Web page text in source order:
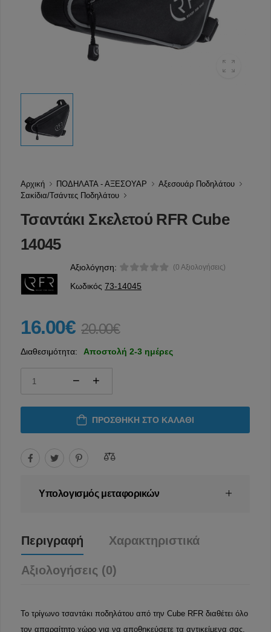
Αρχική ΠΟΔΗΛΑΤΑ - ΑΞΕΣΟΥΑΡ
Αξεσουάρ Ποδηλάτου
Σακίδια/Τσάντες Ποδηλάτου
Τσαντάκι Σκελετού RFR Cube
14045
Αξιολόγηση: (0 Αξιολογήσεις)
Κωδικός 73-14045
16.00€ 20.00€
Διαθεσιμότητα: Αποστολή 2-3 ημέρες
ΠΡΟΣΘΉΚΗ ΣΤΟ ΚΑΛΆΘΙ
Υπολογισμός μεταφορικών
Περιγραφή Χαρακτηριστικά
Αξιολογήσεις (0)
Το τρίγωνο τσαντάκι ποδηλάτου από την Cube RFR διαθέτει όλο
τον απαραίτητο χώρο για να αποθηκεύσετε τα αντικείμενα σας.